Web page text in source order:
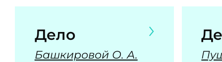
Дело
Башкировой О. А.